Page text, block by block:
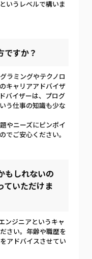
いうレベルで構いま
ですか？
ラミングやテクノロ
キャリアアドバイザ
バイザーは、プログ
う仕事の知識も少な
やニーズにピンポイ
でご安心ください。
もしれないの
ていただけま
ンジニアというキャ
さい。年齢や職歴を
アドバイスさせてい